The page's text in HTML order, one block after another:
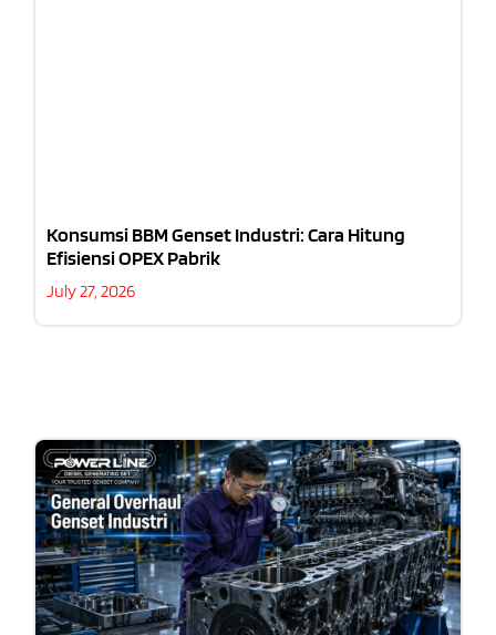
Konsumsi BBM Genset Industri: Cara Hitung
Efisiensi OPEX Pabrik
July 27, 2026